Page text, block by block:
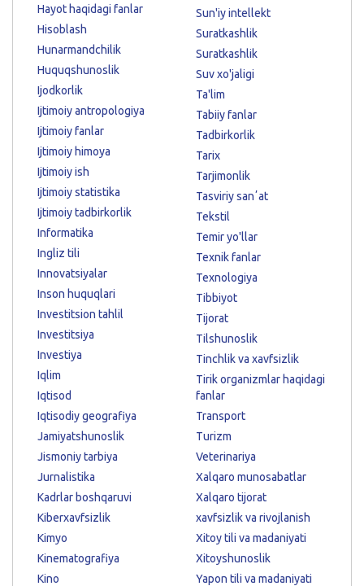
Hayot haqidagi fanlar
Hisoblash
Hunarmandchilik
Huquqshunoslik
Ijodkorlik
Ijtimoiy antropologiya
Ijtimoiy fanlar
Ijtimoiy himoya
Ijtimoiy ish
Ijtimoiy statistika
Ijtimoiy tadbirkorlik
Informatika
Ingliz tili
Innovatsiyalar
Inson huquqlari
Investitsion tahlil
Investitsiya
Investiya
Iqlim
Iqtisod
Iqtisodiy geografiya
Jamiyatshunoslik
Jismoniy tarbiya
Jurnalistika
Kadrlar boshqaruvi
Kiberxavfsizlik
Kimyo
Kinematografiya
Kino
Sun'iy intellekt
Suratkashlik
Suratkashlik
Suv xo'jaligi
Ta'lim
Tabiiy fanlar
Tadbirkorlik
Tarix
Tarjimonlik
Tasviriy sanʼat
Tekstil
Temir yo'llar
Texnik fanlar
Texnologiya
Tibbiyot
Tijorat
Tilshunoslik
Tinchlik va xavfsizlik
Tirik organizmlar haqidagi
fanlar
Transport
Turizm
Veterinariya
Xalqaro munosabatlar
Xalqaro tijorat
xavfsizlik va rivojlanish
Xitoy tili va madaniyati
Xitoyshunoslik
Yapon tili va madaniyati